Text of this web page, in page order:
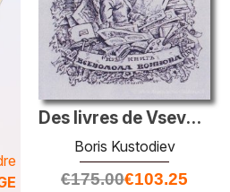
Des livres de Vsevolod Voinov. Joueur
Boris Kustodiev
€175.00€103.25